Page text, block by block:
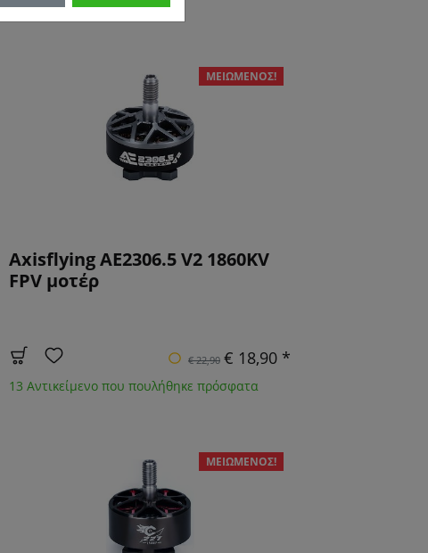
ΜΕΙΩΜΈΝΟΣ!
Axisflying AE2306.5 V2 1860KV
FPV μοτέρ
€ 22,90 € 18,90 *
13 Αντικείμενο που πουλήθηκε πρόσφατα
ΜΕΙΩΜΈΝΟΣ!